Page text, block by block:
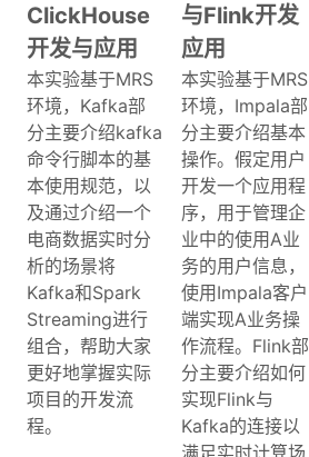
ClickHouse
开发与应用
本实验基于MRS
环境，Kafka部
分主要介绍kafka
命令行脚本的基
本使用规范，以
及通过介绍一个
电商数据实时分
析的场景将
Kafka和Spark
Streaming进行
组合，帮助大家
更好地掌握实际
项目的开发流
程。
与Flink开发
应用
本实验基于MRS
环境，Impala部
分主要介绍基本
操作。假定用户
开发一个应用程
序，用于管理企
业中的使用A业
务的用户信息，
使用Impala客户
端实现A业务操
作流程。Flink部
分主要介绍如何
实现Flink与
Kafka的连接以
满足实时计算场